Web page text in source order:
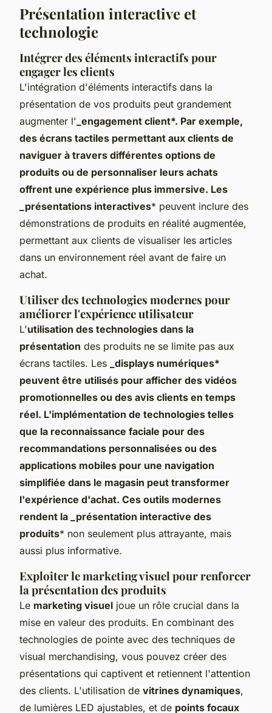
Présentation interactive et
technologie
Intégrer des éléments interactifs pour
engager les clients
L'intégration d'éléments interactifs dans la
présentation de vos produits peut grandement
augmenter l' _engagement client*. Par exemple,
des écrans tactiles permettant aux clients de
naviguer à travers différentes options de
produits ou de personnaliser leurs achats
offrent une expérience plus immersive. Les
_présentations interactives* peuvent inclure des
démonstrations de produits en réalité augmentée,
permettant aux clients de visualiser les articles
dans un environnement réel avant de faire un
achat.
Utiliser des technologies modernes pour
améliorer l'expérience utilisateur
L'utilisation des technologies dans la
présentation des produits ne se limite pas aux
écrans tactiles. Les
_displays numériques*
peuvent être utilisés pour afficher des vidéos
promotionnelles ou des avis clients en temps
réel. L'implémentation de technologies telles
que la reconnaissance faciale pour des
recommandations personnalisées ou des
applications mobiles pour une navigation
simplifiée dans le magasin peut transformer
l'expérience d'achat. Ces outils modernes
rendent la _présentation interactive des
produits* non seulement plus attrayante, mais
aussi plus informative.
Exploiter le marketing visuel pour renforcer
la présentation des produits
Le marketing visuel joue un rôle crucial dans la
mise en valeur des produits. En combinant des
technologies de pointe avec des techniques de
visual merchandising, vous pouvez créer des
présentations qui captivent et retiennent l'attention
des clients. L'utilisation de vitrines dynamiques,
de lumières LED ajustables, et de points focaux